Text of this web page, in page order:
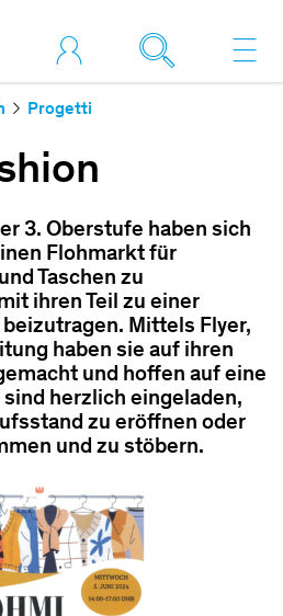
Progetti
3. Oberstufe haben sich
Flohmarkt für
Taschen zu
ihren Teil zu einer
Mittels Flyer,
haben sie auf ihren
und hoffen auf eine
sind herzlich eingeladen,
zu eröffnen oder
und zu stöbern.